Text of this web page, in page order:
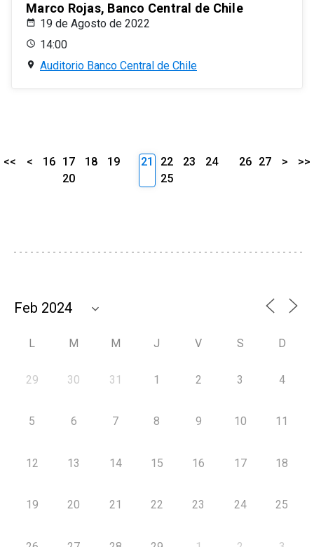
Marco Rojas, Banco Central de Chile
19 de Agosto de 2022
14:00
Auditorio Banco Central de Chile
<< < 16 17 18
19
20
21 22 23
24
25
26 27 > >>
L M M J V S D
29 30 31 1 2 3 4
5 6 7 8 9 10 11
12 13 14 15 16 17 18
19 20 21 22 23 24 25